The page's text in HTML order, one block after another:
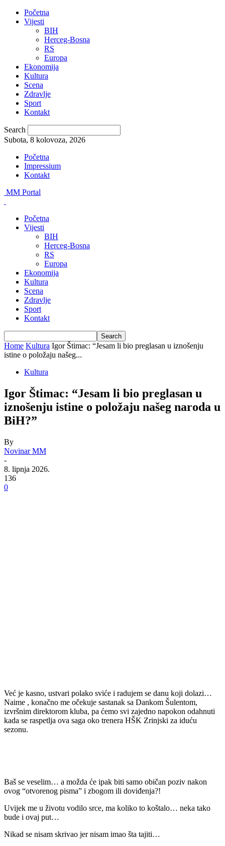
Početna
Vijesti
BIH
Herceg-Bosna
RS
Europa
Ekonomija
Kultura
Scena
Zdravlje
Sport
Kontakt
Search
Subota, 8 kolovoza, 2026
Početna
Impressium
Kontakt
MM Portal
Početna
Vijesti
BIH
Herceg-Bosna
RS
Europa
Ekonomija
Kultura
Scena
Zdravlje
Sport
Kontakt
Home Kultura Igor Štimac: “Jesam li bio preglasan u iznošenju
istine o položaju našeg...
Kultura
Igor Štimac: “Jesam li bio preglasan u
iznošenju istine o položaju našeg naroda u
BiH?”
By
Novinar MM
-
8. lipnja 2026.
136
0
Već je kasno, ustvari polako sviće i radujem se danu koji dolazi…
Naime , konačno me očekuje sastanak sa Dankom Šulentom,
izvršnim direktorom kluba, pa ćemo svi zajedno napokon odahnuti
kada se raspetlja ova saga oko trenera HŠK Zrinjski za iduću
sezonu.
Baš se veselim… a možda će ipak biti samo običan poziv nakon
ovog “otvorenog pisma” i zbogom ili doviđenja?!
Uvijek me u životu vodilo srce, ma koliko to koštalo… neka tako
bude i ovaj put…
Nikad se nisam skrivao jer nisam imao šta tajiti…